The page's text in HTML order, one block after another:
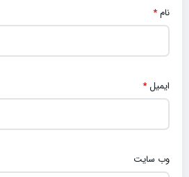
نام*
ایمیل*
وب‌ سایت